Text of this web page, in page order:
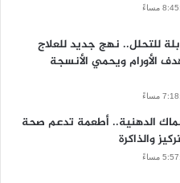
للتحلل.. نهج جديد للعلاج
الأورام ويحمي الأنسجة
الدهنية.. أطعمة تدعم صحة
والذاكرة